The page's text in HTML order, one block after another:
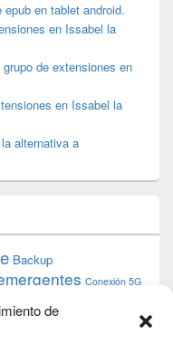
de
epub en tablet android.
en Issabel la
de extensiones en
en Issabel la
alternativa a
Backup
Conexión 5G
web
iphone